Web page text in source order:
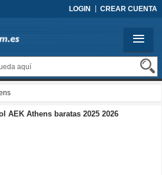
LOGIN CREAR CUENTA
AEK Athens baratas 2025 2026